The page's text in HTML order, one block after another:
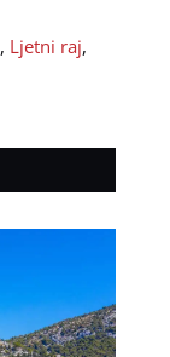
, Ljetni raj,